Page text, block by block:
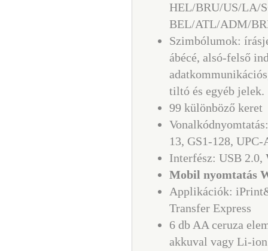
HEL/BRU/US/LA/
BEL/ATL/ADM/
Szimbólumok:
ábécé, alsó-felső
tiltó és egyéb jelek.
99 különböző keret
13, GS1-128,
Interfész: USB 2.0,
Mobil nyomtatás
Applikációk:
Transfer Express
6 db AA ceruza
akkuval vagy Li-